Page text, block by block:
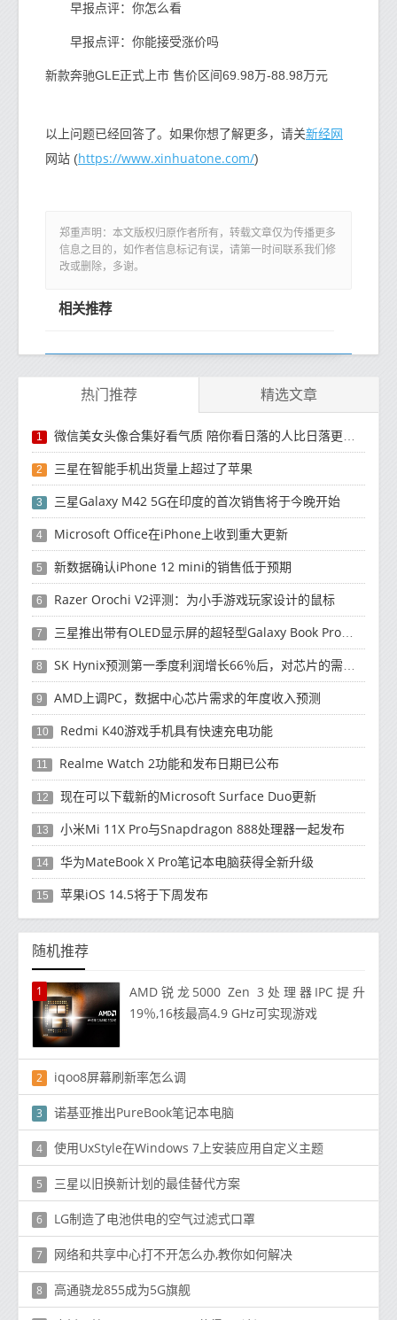
早报点评：你怎么看
早报点评：你能接受涨价吗
新款奔驰GLE正式上市 售价区间69.98万-88.98万元
以上问题已经回答了。如果你想了解更多，请关新经网
网站 (https://www.xinhuatone.com/)
郑重声明：本文版权归原作者所有，转载文章仅为传播更多
信息之目的，如作者信息标记有误，请第一时间联系我们修
改或删除，多谢。
相关推荐
热门推荐 精选文章
1 微信美女头像合集好看气质 陪你看日落的人比日落更浪漫
2 三星在智能手机出货量上超过了苹果
3 三星Galaxy M42 5G在印度的首次销售将于今晚开始
4 Microsoft Office在iPhone上收到重大更新
5 新数据确认iPhone 12 mini的销售低于预期
6 Razer Orochi V2评测：为小手游戏玩家设计的鼠标
7 三星推出带有OLED显示屏的超轻型Galaxy Book Pro和Galaxy Book Pro 360笔记本电脑
8 SK Hynix预测第一季度利润增长66％后，对芯片的需求将增强
9 AMD上调PC，数据中心芯片需求的年度收入预测
10 Redmi K40游戏手机具有快速充电功能
11 Realme Watch 2功能和发布日期已公布
12 现在可以下载新的Microsoft Surface Duo更新
13 小米Mi 11X Pro与Snapdragon 888处理器一起发布
14 华为MateBook X Pro笔记本电脑获得全新升级
15 苹果iOS 14.5将于下周发布
随机推荐
1
AMD锐龙5000 Zen 3处理器IPC提升
19％,16核最高4.9 GHz可实现游戏
2 iqoo8屏幕刷新率怎么调
3 诺基亚推出PureBook笔记本电脑
4 使用UxStyle在Windows 7上安装应用自定义主题
5 三星以旧换新计划的最佳替代方案
6 LG制造了电池供电的空气过滤式口罩
7 网络和共享中心打不开怎么办,教你如何解决
8 高通骁龙855成为5G旗舰